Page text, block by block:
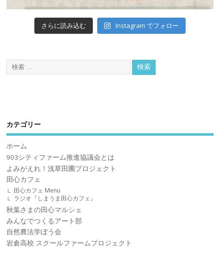
さらに読み込む Instagram でフォロー
カテゴリー
ホーム
903シティファーム推進協議会とは
よみがえれ！浅草田圃プロジェクト
田心カフェ
田心カフェ Menu
ラジオ『しまうま田心カフェ』
秋葉さまの田心マルシェ
みんなでつくるアート部
自然農法学ぼう会
岩倉高校 スクールファームプロジェクト